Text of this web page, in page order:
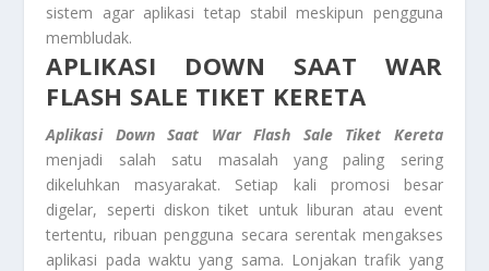
sistem agar aplikasi tetap stabil meskipun pengguna
membludak.
APLIKASI DOWN SAAT WAR
FLASH SALE TIKET KERETA
Aplikasi Down Saat War Flash Sale Tiket Kereta
menjadi salah satu masalah yang paling sering
dikeluhkan masyarakat. Setiap kali promosi besar
digelar, seperti diskon tiket untuk liburan atau event
tertentu, ribuan pengguna secara serentak mengakses
aplikasi pada waktu yang sama. Lonjakan trafik yang